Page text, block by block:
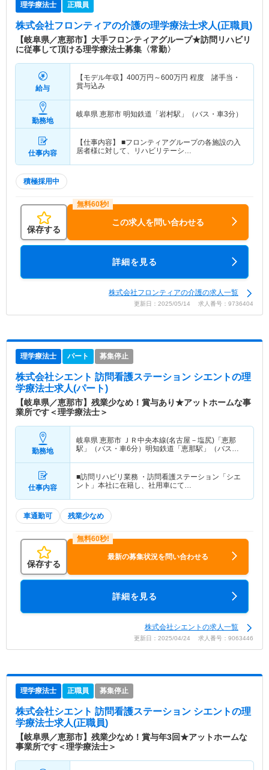
理学療法士 正職員
株式会社フロンティアの介護の理学療法士求人(正職員)
【岐阜県／恵那市】大手フロンティアグループ★訪問リハビリ
に従事して頂ける理学療法士募集〈常勤〉
給与
【モデル年収】 400万円～600万円 程度 諸手当・
賞与込み
勤務地
岐阜県 恵那市 明知鉄道「岩村駅」（バス・車3分）
仕事内容
【仕事内容】 ■フロンティアグループの各施設の入
居者様に対して、リハビリテーシ…
積極採用中
保存する
この求人を問い合わせる
詳細を見る
株式会社フロンティアの介護の求人一覧
更新日：2025/05/14 求人番号：9736404
理学療法士 パート 募集停止
株式会社シエント 訪問看護ステーション シエントの理
学療法士求人(パート)
【岐阜県／恵那市】残業少なめ！賞与あり★アットホームな事
業所です＜理学療法士＞
勤務地
岐阜県 恵那市 ＪＲ中央本線(名古屋－塩尻)「恵那
駅」（バス・車6分）明知鉄道「恵那駅」（バス・
仕事内容
■訪問リハビリ業務 ・訪問看護ステーション「シエ
ント」本社に在籍し、社用車にて…
車通勤可 残業少なめ
保存する
最新の募集状況を問い合わせる
詳細を見る
株式会社シエントの求人一覧
更新日：2025/04/24 求人番号：9063446
理学療法士 正職員 募集停止
株式会社シエント 訪問看護ステーション シエントの理
学療法士求人(正職員)
【岐阜県／恵那市】残業少なめ！賞与年3回★アットホームな
事業所です＜理学療法士＞